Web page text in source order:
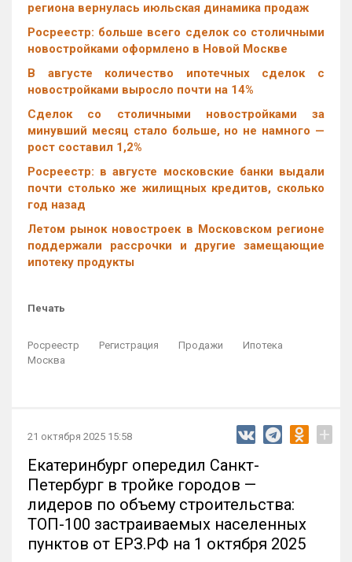
региона вернулась июльская динамика продаж
Росреестр: больше всего сделок со столичными
новостройками оформлено в Новой Москве
В августе количество ипотечных сделок с
новостройками выросло почти на 14%
Cделок со столичными новостройками за
минувший месяц стало больше, но не намного —
рост составил 1,2%
Росреестр: в августе московские банки выдали
почти столько же жилищных кредитов, сколько
год назад
Летом рынок новостроек в Московском регионе
поддержали рассрочки и другие замещающие
ипотеку продукты
Печать
Росреестр Регистрация Продажи
Ипотека
Москва
21 октября 2025 15:58 +
Екатеринбург опередил Санкт-
Петербург в тройке городов —
лидеров по объему строительства:
ТОП-100 застраиваемых населенных
пунктов от ЕРЗ.РФ на 1 октября 2025